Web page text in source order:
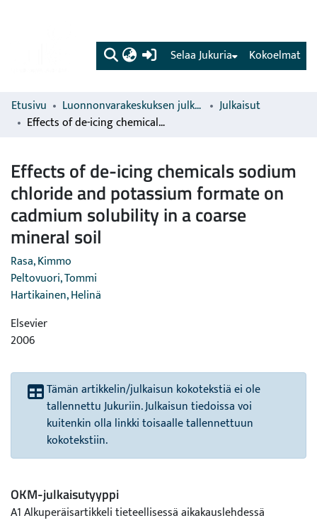
(current) Kokoelmat
Selaa Jukuria
Etusivu Luonnonvarakeskuksen julkaisut
Julkaisut
Effects of de-icing chemicals sodium chloride and potassium formate on cadmium solubility in a coarse mineral soil
Effects of de-icing chemicals sodium
chloride and potassium formate on
cadmium solubility in a coarse
mineral soil
Rasa, Kimmo
Peltovuori, Tommi
Hartikainen, Helinä
Elsevier
2006
Tämän artikkelin/julkaisun kokotekstiä ei ole
tallennettu Jukuriin. Julkaisun tiedoissa voi
kuitenkin olla linkki toisaalle tallennettuun
kokotekstiin.
OKM-julkaisutyyppi
A1 Alkuperäisartikkeli tieteellisessä aikakauslehdessä